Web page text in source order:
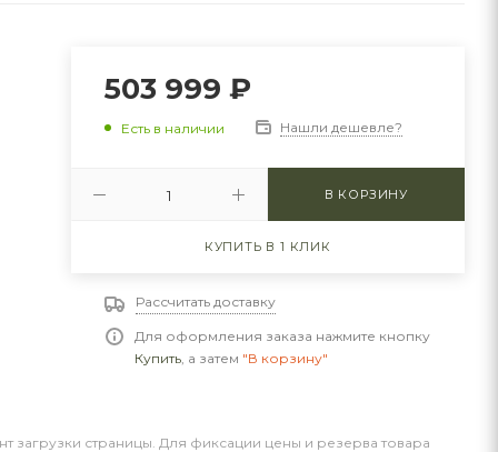
503 999 ₽
Есть в наличии Нашли дешевле?
В КОРЗИНУ
КУПИТЬ В 1 КЛИК
Рассчитать доставку
Для оформления заказа нажмите кнопку
Купить, а затем "В корзину"
загрузки страницы. Для фиксации цены и резерва товара